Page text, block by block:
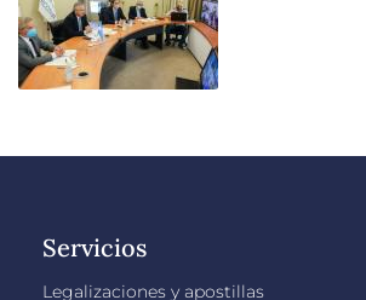
Servicios
Legalizaciones y apostillas